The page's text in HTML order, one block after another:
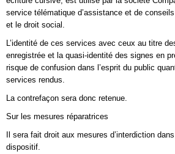
service télématique d’assistance et de
et le droit social.
L’identité de ces services avec ceux au titre
enregistrée et la quasi-identité des signes en
risque de confusion dans l’esprit du public
services rendus.
La contrefaçon sera donc retenue.
Sur les mesures réparatrices
Il sera fait droit aux mesures d’interdiction
dispositif.